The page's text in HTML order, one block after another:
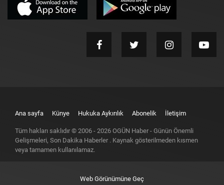
Ana sayfa Künye Hukuka Aykırılık Abonelik İletişim
Tüm hakları saklıdır © 2006 - 2026 OGÜN Haber - Günün Önemli
Gelişmeleri, Son Dakika Haberler . Kaynak gösterilmeden kısmen
veya tamamen kullanılamaz.
Web Görünümüne Geç